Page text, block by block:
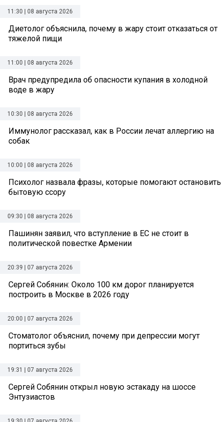
11:30 | 08 августа 2026
Диетолог объяснила, почему в жару стоит отказаться от
тяжелой пищи
11:00 | 08 августа 2026
Врач предупредила об опасности купания в холодной
воде в жару
10:30 | 08 августа 2026
Иммунолог рассказал, как в России лечат аллергию на
собак
10:00 | 08 августа 2026
Психолог назвала фразы, которые помогают остановить
бытовую ссору
09:30 | 08 августа 2026
Пашинян заявил, что вступление в ЕС не стоит в
политической повестке Армении
20:39 | 07 августа 2026
Сергей Собянин: Около 100 км дорог планируется
построить в Москве в 2026 году
20:00 | 07 августа 2026
Стоматолог объяснил, почему при депрессии могут
портиться зубы
19:31 | 07 августа 2026
Сергей Собянин открыл новую эстакаду на шоссе
Энтузиастов